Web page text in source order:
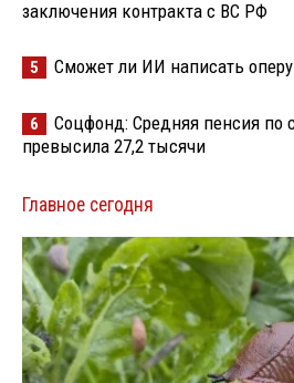
заключения контракта с ВС РФ
5 Сможет ли ИИ написать
6
Соцфонд: Средняя пенсия по
превысила 27,2 тысячи
Главное сегодня